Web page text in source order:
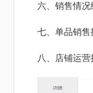
六、销售情
七、单品销
八、店铺运